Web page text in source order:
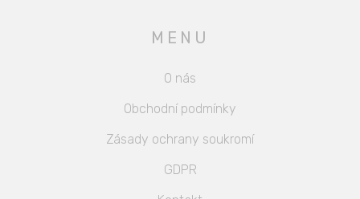
MENU
O nás
Obchodní podmínky
Zásady ochrany soukromí
GDPR